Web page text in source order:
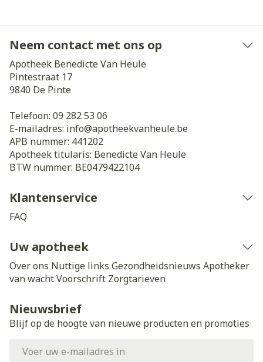
Neem contact met ons op
Apotheek Benedicte Van Heule
Pintestraat 17
9840 De Pinte
Telefoon: 09 282 53 06
E-mailadres: info@apotheekvanheule.be
APB nummer: 441202
Apotheek titularis: Benedicte Van Heule
BTW nummer: BE0479422104
Klantenservice
FAQ
Uw apotheek
Over ons Nuttige links Gezondheidsnieuws Apotheker
van wachtVoorschrift Zorgtarieven
Nieuwsbrief
Blijf op de hoogte van nieuwe producten en promoties